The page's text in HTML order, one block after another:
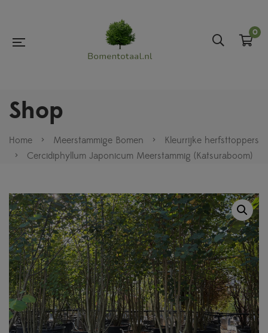
0
Shop
Home > Meerstammige Bomen >
Kleurrijke herfsttoppers
>
Cercidiphyllum Japonicum Meerstammig (Katsuraboom)